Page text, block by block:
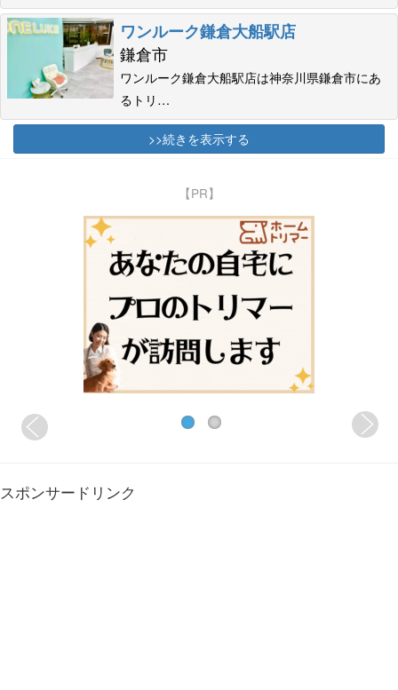
ワンルーク鎌倉大船駅店
鎌倉市
ワンルーク鎌倉大船駅店は神奈川県鎌倉市にあ
るトリ…
>>続きを表示する
【PR】
スポンサードリンク